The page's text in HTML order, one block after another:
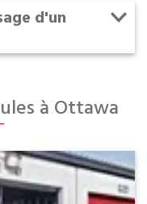
d'un
à Ottawa